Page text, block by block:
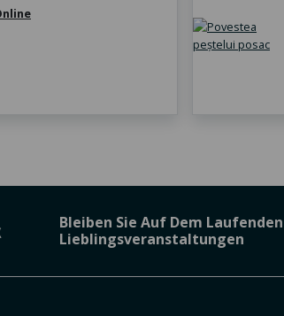
Bleiben Sie Auf Dem
Lieblingsveranstaltungen